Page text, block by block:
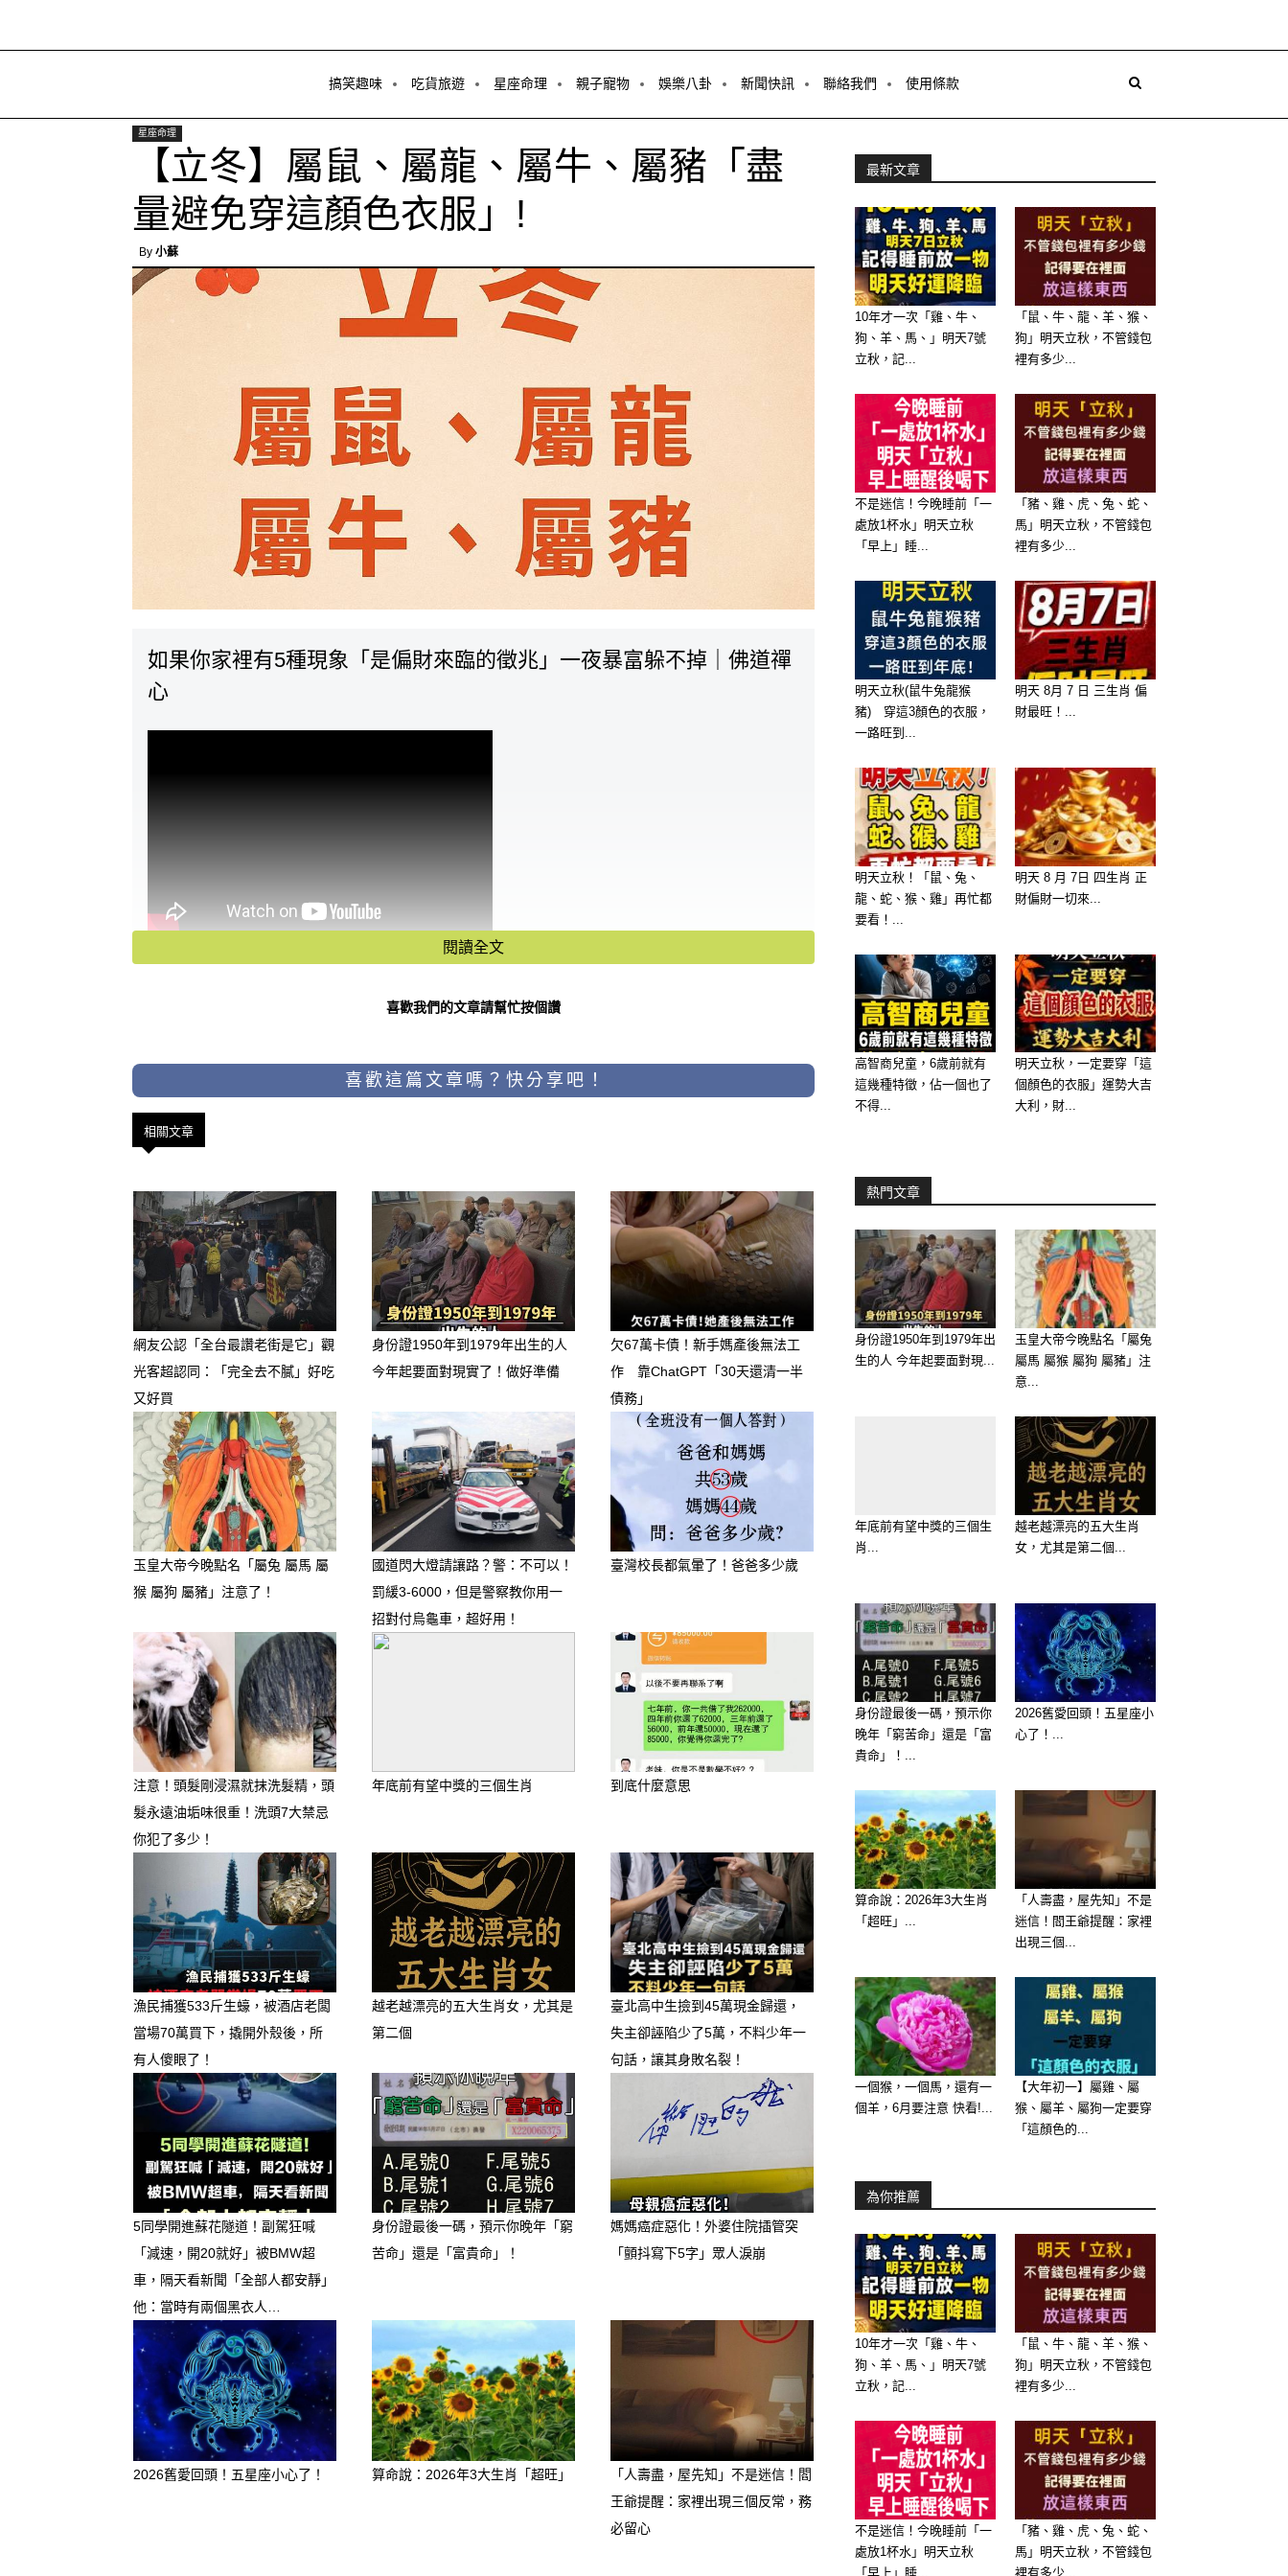
搞笑趣味 吃貨旅遊 星座命理 親子寵物 娛樂八卦 新聞快訊 聯絡我們 使用條款
星座命理
【立冬】屬鼠、屬龍、屬牛、屬豬「盡
量避免穿這顏色衣服」!
By 小蘇
如果你家裡有5種現象「是偏財來臨的徵兆」一夜暴富躲不掉｜佛道禪
心
立冬之後，天地間的水氣能量開始增強。避開相剋的顏色至關重要，
能幫助這四個生肖在能量轉換期穩定氣場，達到趨吉避凶的效果！
🚨 四大生肖立冬日（11/7）避色指南
1. 🐭 生肖鼠 & 🐗 生肖豬（五行屬水）
本命五行： 鼠、豬皆屬水。
相剋原理： 土剋水。土色系會壓制水的能量，導致屬水生肖的財運和
事業受到阻礙。
❌ 盡量避免穿： 黃色、米色、咖啡色、棕色等土色系
影響： 穿著土色系容易在立冬期間感到壓力大、動力不足，可能會有
小人阻礙或投資失誤。
閱讀全文
喜歡我們的文章請幫忙按個讚
喜歡這篇文章嗎？快分享吧！
相關文章
網友公認「全台最讚老街是它」觀
光客超認同：「完全去不膩」好吃
又好買
身份證1950年到1979年出生的人
今年起要面對現實了！做好準備
欠67萬卡債！新手媽產後無法工
作 靠ChatGPT「30天還清一半
債務」
玉皇大帝今晚點名「屬兔 屬馬 屬
猴 屬狗 屬豬」注意了！
國道閃大燈請讓路？警：不可以！
罰緩3-6000，但是警察教你用一
招對付烏龜車，超好用！
臺灣校長都氣暈了！爸爸多少歲
注意！頭髮剛浸濕就抹洗髮精，頭
髮永遠油垢味很重！洗頭7大禁忌
你犯了多少！
年底前有望中獎的三個生肖 到底什麼意思
漁民捕獲533斤生蠔，被酒店老闆
當場70萬買下，撬開外殼後，所
有人傻眼了！
越老越漂亮的五大生肖女，尤其是
第二個
臺北高中生撿到45萬現金歸還，
失主卻誣陷少了5萬，不料少年一
句話，讓其身敗名裂！
5同學開進蘇花隧道！副駕狂喊
「減速，開20就好」被BMW超
車，隔天看新聞「全部人都安靜」
他：當時有兩個黑衣人…
身份證最後一碼，預示你晚年「窮
苦命」還是「富貴命」！
媽媽癌症惡化！外婆住院插管突
「顫抖寫下5字」眾人淚崩
2026舊愛回頭！五星座小心了！ 算命說：2026年3大生肖「超旺」
「人壽盡，屋先知」不是迷信！閻
王爺提醒：家裡出現三個反常，務
必留心
最新文章
10年才一次「雞、牛、
狗、羊、馬、」明天7號
立秋，記...
「鼠、牛、龍、羊、猴、
狗」明天立秋，不管錢包
裡有多少...
不是迷信！今晚睡前「一
處放1杯水」明天立秋
「早上」睡...
「豬、雞、虎、兔、蛇、
馬」明天立秋，不管錢包
裡有多少...
明天立秋(鼠牛兔龍猴
豬) 穿這3顏色的衣服，
一路旺到...
明天 8月 7 日 三生肖 偏
財最旺！...
明天立秋！「鼠、兔、
龍、蛇、猴、雞」再忙都
要看！...
明天 8 月 7日 四生肖 正
財偏財一切來...
高智商兒童，6歲前就有
這幾種特徵，佔一個也了
不得...
明天立秋，一定要穿「這
個顏色的衣服」運勢大吉
大利，財...
熱門文章
身份證1950年到1979年出
生的人 今年起要面對現...
玉皇大帝今晚點名「屬兔
屬馬 屬猴 屬狗 屬豬」注
意...
年底前有望中獎的三個生
肖...
越老越漂亮的五大生肖
女，尤其是第二個...
身份證最後一碼，預示你
晚年「窮苦命」還是「富
貴命」！...
2026舊愛回頭！五星座小
心了！...
算命說：2026年3大生肖
「超旺」...
「人壽盡，屋先知」不是
迷信！閻王爺提醒：家裡
出現三個...
一個猴，一個馬，還有一
個羊，6月要注意 快看!...
【大年初一】屬雞、屬
猴、屬羊、屬狗一定要穿
「這顏色的...
為你推薦
10年才一次「雞、牛、
狗、羊、馬、」明天7號
立秋，記...
「鼠、牛、龍、羊、猴、
狗」明天立秋，不管錢包
裡有多少...
不是迷信！今晚睡前「一
處放1杯水」明天立秋
「早上」睡...
「豬、雞、虎、兔、蛇、
馬」明天立秋，不管錢包
裡有多少...